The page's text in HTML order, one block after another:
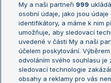
Žebříček ATP (muži)
Žebříček WTA (ženy)
Sázkařský žebříček
My a naši partneři 999
osobní údaje, jako jsou
identifikátory, a máme k nim
umožňuje, aby sledovací
uvedené v části My a naši
účelem poskytování.
odvoláním svého souhlasu je
sledovací technologie
obsahy a reklamy pro vás